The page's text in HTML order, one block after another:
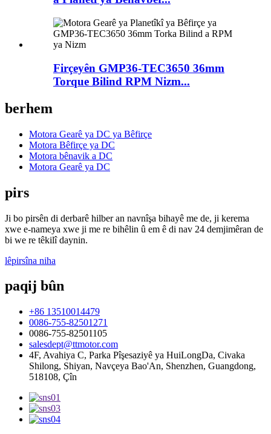
Firçeyên GMP36-TEC3650 36mm
Torque Bilind RPM Nizm...
berhem
Motora Gearê ya DC ya Bêfirçe
Motora Bêfirçe ya DC
Motora bênavik a DC
Motora Gearê ya DC
pirs
Ji bo pirsên di derbarê hilber an navnîşa bihayê me de, ji kerema
xwe e-nameya xwe ji me re bihêlin û em ê di nav 24 demjimêran de
bi we re têkilî daynin.
lêpirsîna niha
paqij bûn
+86 13510014479
0086-755-82501271
0086-755-82501105
salesdept@ttmotor.com
4F, Avahiya C, Parka Pîşesaziyê ya HuiLongDa, Civaka
Shilong, Shiyan, Navçeya Bao'An, Shenzhen, Guangdong,
518108, Çîn